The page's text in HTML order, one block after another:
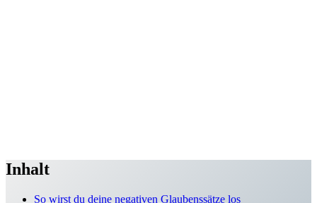
Inhalt
So wirst du deine negativen Glaubenssätze los